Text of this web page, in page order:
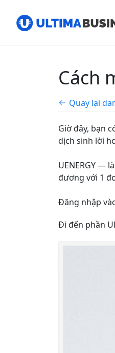
Cách
Quay lại
Giờ đây, bạn
dịch sinh lời
UENERGY —
đương với 1
Đăng nhập
Đi đến phần